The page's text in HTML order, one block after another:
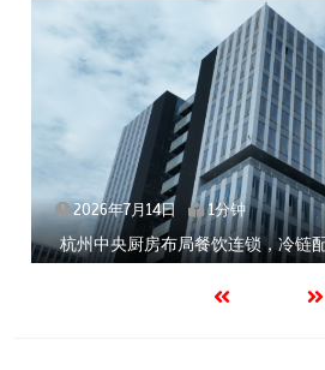
2026年7月14日 1分钟
北京餐饮企业如何选择冷链公司？